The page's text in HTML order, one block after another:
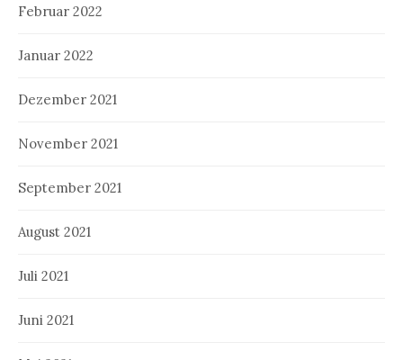
Februar 2022
Januar 2022
Dezember 2021
November 2021
September 2021
August 2021
Juli 2021
Juni 2021